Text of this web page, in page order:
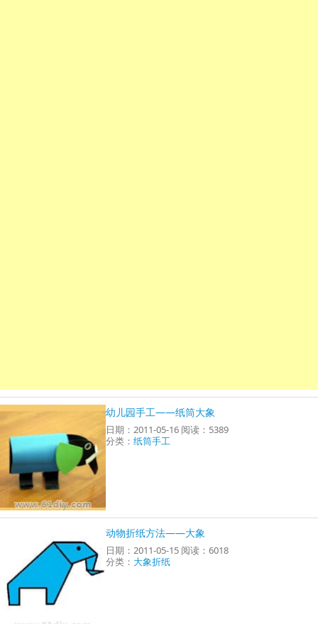
幼儿园手工——纸筒大象
日期：2011-05-16 阅读：5389
分类：纸筒手工
动物折纸方法——大象
日期：2011-05-15 阅读：6018
分类： 大象折纸